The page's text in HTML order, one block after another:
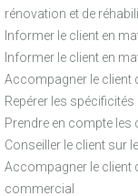
rénovation et de
Informer le client en
Informer le client en
Accompagner le client
Repérer les
Prendre en compte
Conseiller le client sur
Accompagner le client
commercial